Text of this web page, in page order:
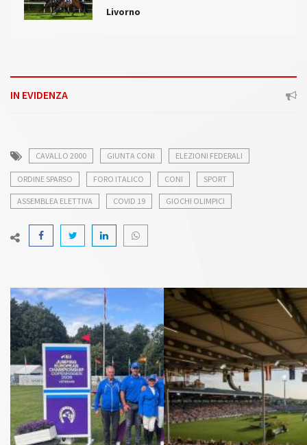
Livorno
IN EVIDENZA
CAVALLO 2000 GIUNTA CONI ELEZIONI FEDERALI
ORDINE SPARSO FORO ITALICO CONI SPORT
ASSEMBLEA ELETTIVA COVID 19 GIOCHI OLIMPICI